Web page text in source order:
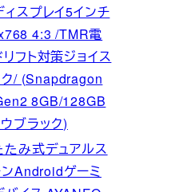
スプレイ5インチ
4:3 /TMR電
フト対策ジョイス
ク/ (Snapdragon
8GB/128GB
ブラック)
たみ式デュアルス
ンAndroidゲーミ